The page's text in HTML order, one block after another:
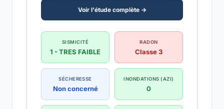
Voir l'étude complète →
SISMICITÉ
1 - TRES FAIBLE
RADON
Classe 3
SÉCHERESSE
Non concerné
INONDATIONS (AZI)
0